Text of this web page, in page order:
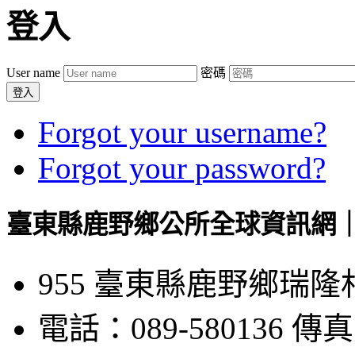
登入
User name 密碼
登入
Forgot your username?
Forgot your password?
臺東縣鹿野鄉公所全球資訊網
955 臺東縣鹿野鄉瑞隆
電話：089-580136 傳